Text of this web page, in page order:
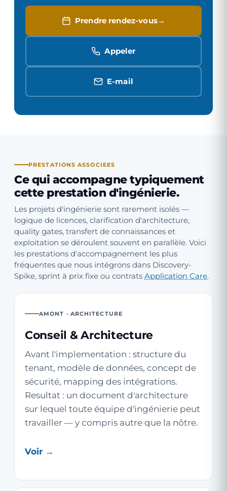
Prendre rendez-vous
Appeler
E-mail
PRESTATIONS ASSOCIEES
Ce qui accompagne typiquement
cette prestation d'ingénierie.
Les projets d'ingénierie sont rarement isolés —
logique de licences, clarification d'architecture,
quality gates, transfert de connaissances et
exploitation se déroulent souvent en parallèle. Voici
les prestations d'accompagnement les plus
fréquentes que nous intégrons dans Discovery-
Spike, sprint à prix fixe ou contrats Application Care.
AMONT · ARCHITECTURE
Conseil & Architecture
Avant l'implementation : structure du
tenant, modèle de données, concept de
sécurité, mapping des intégrations.
Resultat : un document d'architecture
sur lequel toute équipe d'ingénierie peut
travailler — y compris autre que la nôtre.
Voir →